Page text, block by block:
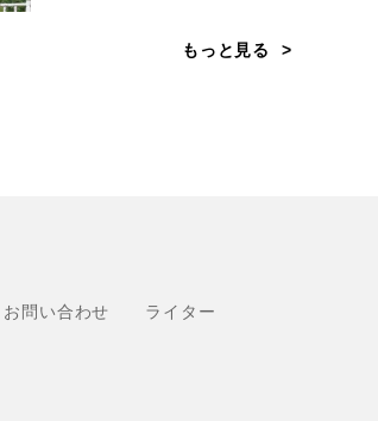
もっと見る
お問い合わせ ライター